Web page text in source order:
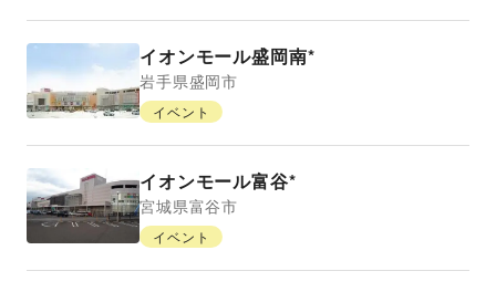
イオンモール盛岡南*
岩手県盛岡市
イベント
イオンモール富谷*
宮城県富谷市
イベント